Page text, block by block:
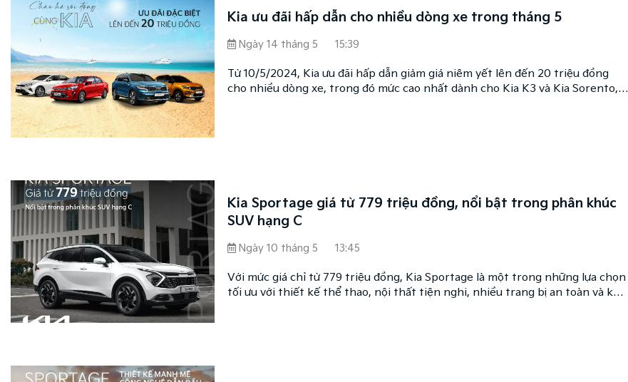
Kia ưu đãi hấp dẫn cho nhiều dòng xe trong tháng 5
Ngày 14 tháng 5 15:39
Từ 10/5/2024, Kia ưu đãi hấp dẫn giảm giá niêm yết lên đến 20 triệu đồng
cho nhiều dòng xe, trong đó mức cao nhất dành cho Kia K3 và Kia Sorento,
Kia Sportage giá từ 779 triệu đồng, nổi bật trong phân khúc
SUV hạng C
Ngày 10 tháng 5 13:45
Với mức giá chỉ từ 779 triệu đồng, Kia Sportage là một trong những lựa chọn
tối ưu với thiết kế thể thao, nội thất tiện nghi, nhiều trang bị an toàn và khả